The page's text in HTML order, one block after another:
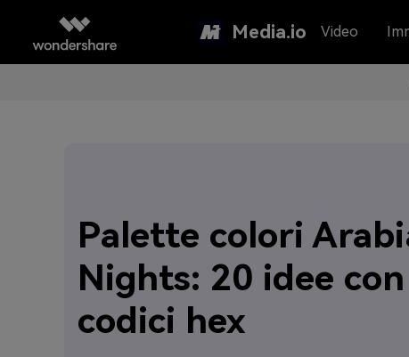
Media.io Video
Palette colori
Nights: 20 idee con
codici hex